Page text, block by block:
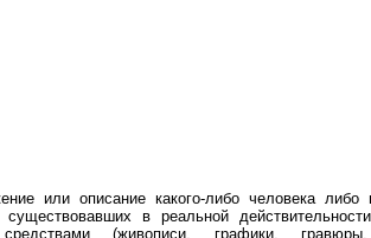
или описание какого-либо человека либо
в реальной
средствами (живописи, графики,